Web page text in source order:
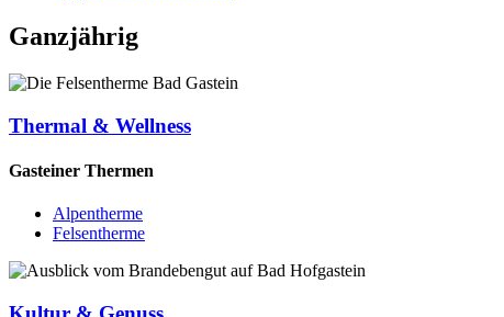
Ganzjährig
Thermal & Wellness
Gasteiner Thermen
Alpentherme
Felsentherme